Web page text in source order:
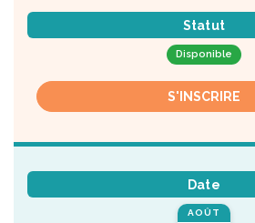
Statut
Disponible
S'INSCRIRE
Date
AOÛT